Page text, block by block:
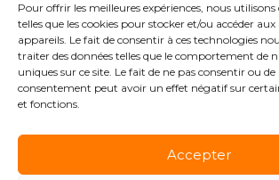
Pour offrir les meilleures expériences, nous utilisons
telles que les cookies pour stocker et/ou accéder
appareils. Le fait de consentir à ces technologies
traiter des données telles que le comportement de
uniques sur ce site. Le fait de ne pas consentir ou
consentement peut avoir un effet négatif sur
et fonctions.
Accepter
Contactez-nous
Etre référencé
Offres d'emploi